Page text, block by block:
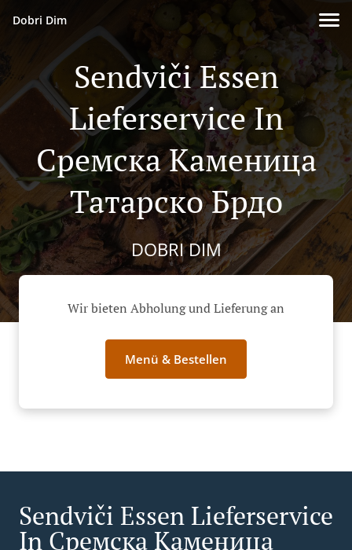
Dobri Dim
Sendviči Essen
Lieferservice In
Сремска Каменица
Татарско Брдо
DOBRI DIM
Wir bieten Abholung und Lieferung an
Menü & Bestellen
Sendviči Essen Lieferservice
In Сремска Каменица